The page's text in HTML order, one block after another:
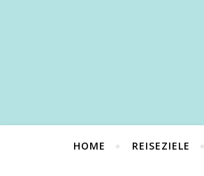
HOME REISEZIELE